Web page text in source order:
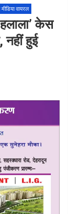
वायरल
केस
नहीं हुई